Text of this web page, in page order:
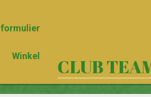
Winkel CLUB